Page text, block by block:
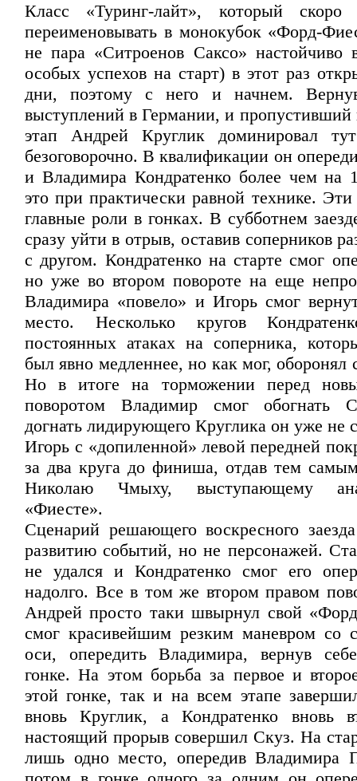
Класс «Туринг-лайт», который
переименовывать в монокубок «Форд-
не пара «Ситроенов Саксо» настойчиво
особых успехов на старт) в этот раз
дни, поэтому с него и начнем.
выступлений в Германии, и пропустивший
этап Андрей Круглик доминировал
безоговорочно. В квалификации он
и Владимира Кондратенко более чем на
это при практически равной технике.
главные роли в гонках. В субботнем
сразу уйти в отрыв, оставив соперников
с другом. Кондратенко на старте смог
но уже во втором повороте на еще
Владимира «повело» и Игорь смог
место. Несколько кругов
постоянных атаках на соперника,
был явно медленнее, но как мог,
Но в итоге на торможении перед
поворотом Владимир смог обогнать
догнать лидирующего Круглика он уже не
Игорь с «допиленной» левой передней
за два круга до финиша, отдав тем
Николаю Чмыху, выступающему
«Фиесте».
Сценарий решающего воскресного
развитию событий, но не персонажей.
не удался и Кондратенко смог его
надолго. Все в том же втором правом
Андрей просто таки швырнул свой
смог красивейшим резким маневром со
оси, опередить Владимира, вернув
гонке. На этом борьба за первое и
этой гонке, так и на всем этапе
вновь Круглик, а Кондратенко вновь
настоящий прорыв совершил Скуз. На
лишь одно место, опередив Владимира